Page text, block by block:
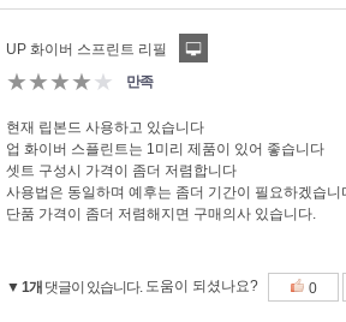
UP 화이버 스프린트 리필
★★★★★ 만족
현재 립본드 사용하고 있습니다
업 화이버 스플린트는 1미리 제품이 있어 좋습니다
셋트 구성시 가격이 좀더 저렴합니다
사용법은 동일하며 예후는 좀더 기간이 필요하겠습니
단품 가격이 좀더 저렴해지면 구매의사 있습니다.
▼ 1개 댓글이 있습니다. 도움이 되셨나요? 0